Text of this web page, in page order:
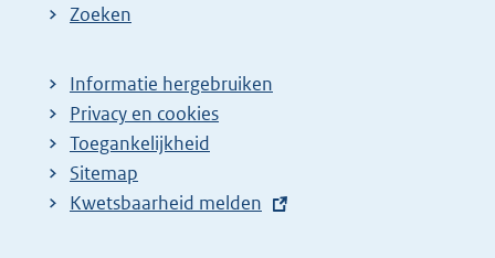
Zoeken
Informatie hergebruiken
Privacy en cookies
Toegankelijkheid
Sitemap
E
Kwetsbaarheid melden